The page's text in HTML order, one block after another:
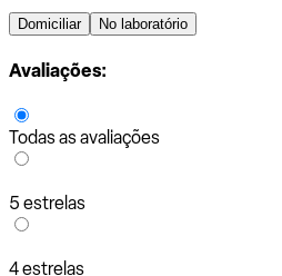
Domiciliar No laboratório
Avaliações:
Todas as avaliações
5 estrelas
4 estrelas